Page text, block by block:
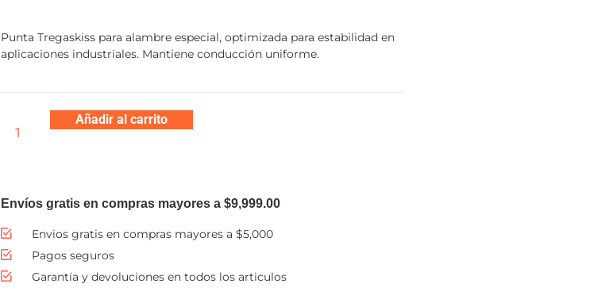
Punta Tregaskiss para alambre especial, optimizada para estabilidad en
aplicaciones industriales. Mantiene conducción uniforme.
Añadir al carrito
Envíos gratis en compras mayores a $9,999.00
Envios gratis en compras mayores a $5,000
Pagos seguros
Garantía y devoluciones en todos los articulos